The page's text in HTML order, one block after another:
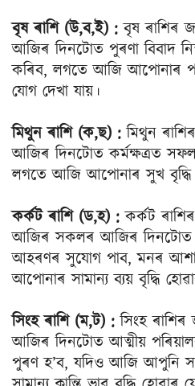
বৃষ ৰাশি (উ,ব,ই) :বৃষ ৰাশিৰ
আজিৰ দিনটোত পুৰণা বিবাদ
কৰিব, লগতে আজি আপোনাৰ
যোগ দেখা যায়।
মিথুন ৰাশি (ক,ছ) : মিথুন
আজিৰ দিনটোত কৰ্মক্ষত্ৰত
লগতে আজি আপোনাৰ সুখ বৃদ্ধি
কৰ্কট ৰাশি (ড,হ) : কৰ্কট
আজিৰ সকলৰ আজিৰ দিনটোত
আহৰণৰ সুযোগ পাব, মনৰ
আপোনাৰ সামান্য ব্যয় বৃদ্ধি
সিংহ ৰাশি (ম,ট) : সিংহ
আজিৰ দিনটোত আত্মীয়
পুৰণ হ’ব, যদিও আজি আপুনি